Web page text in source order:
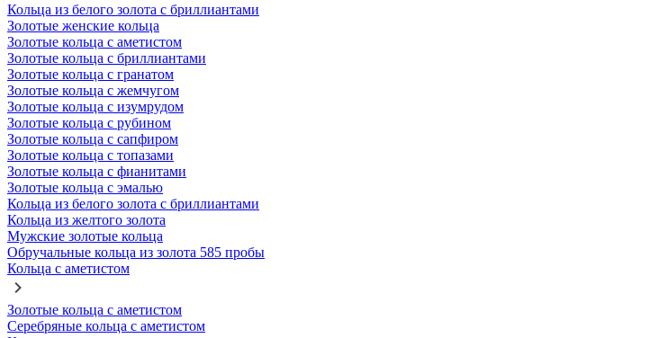
Кольца из белого золота с бриллиантами
Золотые женские кольца
Золотые кольца с аметистом
Золотые кольца с бриллиантами
Золотые кольца с гранатом
Золотые кольца с жемчугом
Золотые кольца с изумрудом
Золотые кольца с рубином
Золотые кольца с сапфиром
Золотые кольца с топазами
Золотые кольца с фианитами
Золотые кольца с эмалью
Кольца из белого золота с бриллиантами
Кольца из желтого золота
Мужские золотые кольца
Обручальные кольца из золота 585 пробы
Кольца с аметистом
Золотые кольца с аметистом
Серебряные кольца с аметистом